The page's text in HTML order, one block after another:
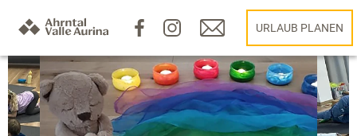
URLAUB PLANEN